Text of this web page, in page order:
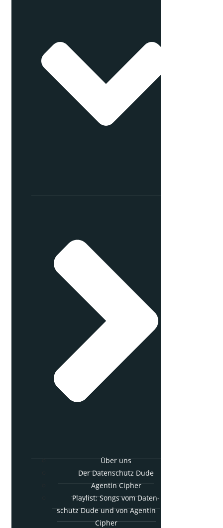
Über uns
Der Daten­schutz Dude
Agen­tin Cipher
Play­list: Songs vom Daten­
schutz Dude und von Agen­tin
Cipher